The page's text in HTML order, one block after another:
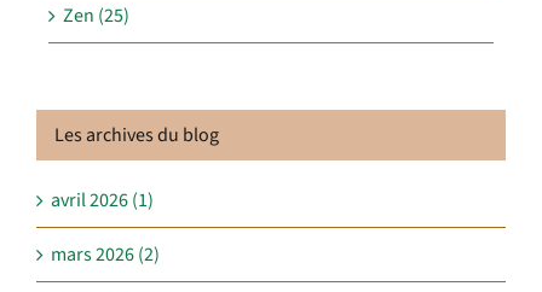
Zen (25)
Les archives du blog
avril 2026 (1)
mars 2026 (2)